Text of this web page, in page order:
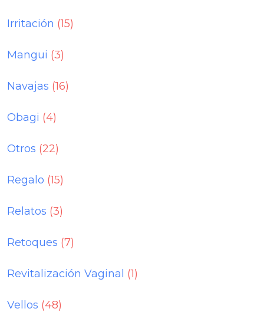
Irritación (15)
Mangui (3)
Navajas (16)
Obagi (4)
Otros (22)
Regalo (15)
Relatos (3)
Retoques (7)
Revitalización Vaginal (1)
Vellos (48)